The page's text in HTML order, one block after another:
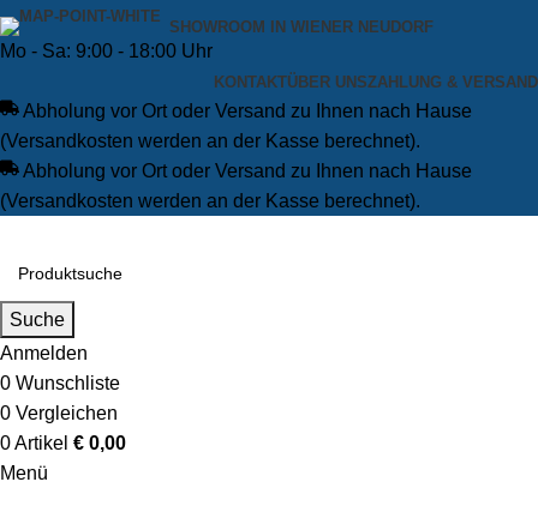
SHOWROOM IN WIENER NEUDORF
Mo - Sa: 9:00 - 18:00 Uhr
KONTAKTÜBER UNSZAHLUNG & VERSAND
Abholung vor Ort oder Versand zu Ihnen nach Hause
(Versandkosten werden an der Kasse berechnet).
Abholung vor Ort oder Versand zu Ihnen nach Hause
(Versandkosten werden an der Kasse berechnet).
Suche
Anmelden
0 Wunschliste
0 Vergleichen
0Artikel € 0,00
Menü